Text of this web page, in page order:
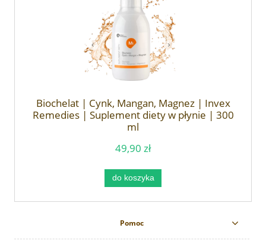
Biochelat | Cynk, Mangan, Magnez | Invex
Remedies | Suplement diety w płynie | 300
ml
49,90 zł
do koszyka
Pomoc